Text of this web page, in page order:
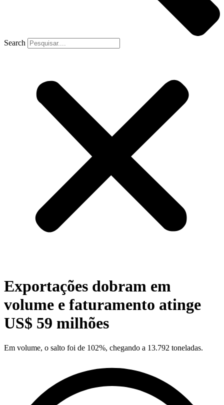
Search
Exportações dobram em
volume e faturamento atinge
US$ 59 milhões
Em volume, o salto foi de 102%, chegando a 13.792 toneladas.